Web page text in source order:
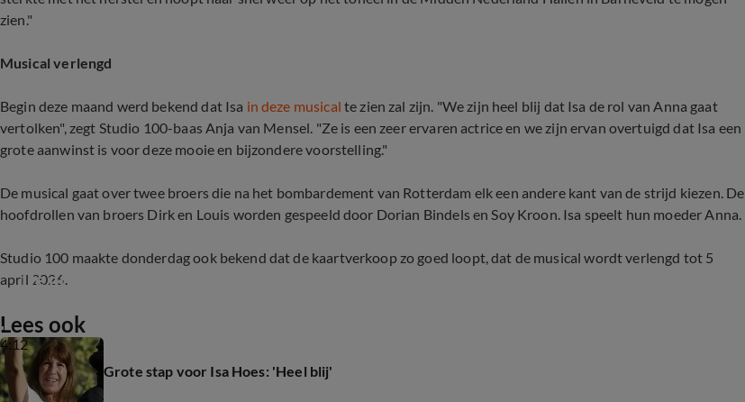
zien."
Musical verlengd
Begin deze maand werd bekend dat Isa in deze musical te zien zal zijn. "We zijn heel blij dat Isa de rol van Anna gaat
vertolken", zegt Studio 100-baas Anja van Mensel. "Ze is een zeer ervaren actrice en we zijn ervan overtuigd dat Isa een
grote aanwinst is voor deze mooie en bijzondere voorstelling."
De musical gaat over twee broers die na het bombardement van Rotterdam elk een andere kant van de strijd kiezen. De
hoofdrollen van broers Dirk en Louis worden gespeeld door Dorian Bindels en Soy Kroon. Isa speelt hun moeder Anna.
Studio 100 maakte donderdag ook bekend dat de kaartverkoop zo goed loopt, dat de musical wordt verlengd tot 5
april 2026.
4:12
De première van spektakelmusical 40-45
Lees ook
Grote stap voor Isa Hoes: 'Heel blij'